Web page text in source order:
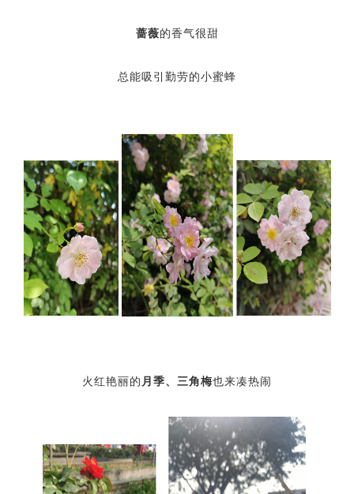
蔷薇的香气很甜
总能吸引勤劳的小蜜蜂
火红艳丽的 月季、三角梅也来凑热闹